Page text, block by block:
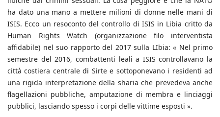
ha dato una mano a mettere milioni di donne nelle mani di
ISIS. Ecco un resoconto del controllo di ISIS in Libia critto da
Human Rights Watch (organizzazione filo interventista
affidabile) nel suo rapporto del 2017 sulla LIbia: « Nel primo
semestre del 2016, combattenti leali a ISIS controllavano la
città costiera centrale di Sirte e sottoponevano i residenti ad
una rigida interpretazione della sharia che prevedeva anche
flagellazioni pubbliche, amputazione di membra e linciaggi
pubblici, lasciando spesso i corpi delle vittime esposti ».